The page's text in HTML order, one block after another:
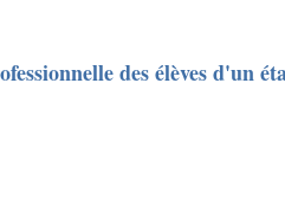
des élèves d'un